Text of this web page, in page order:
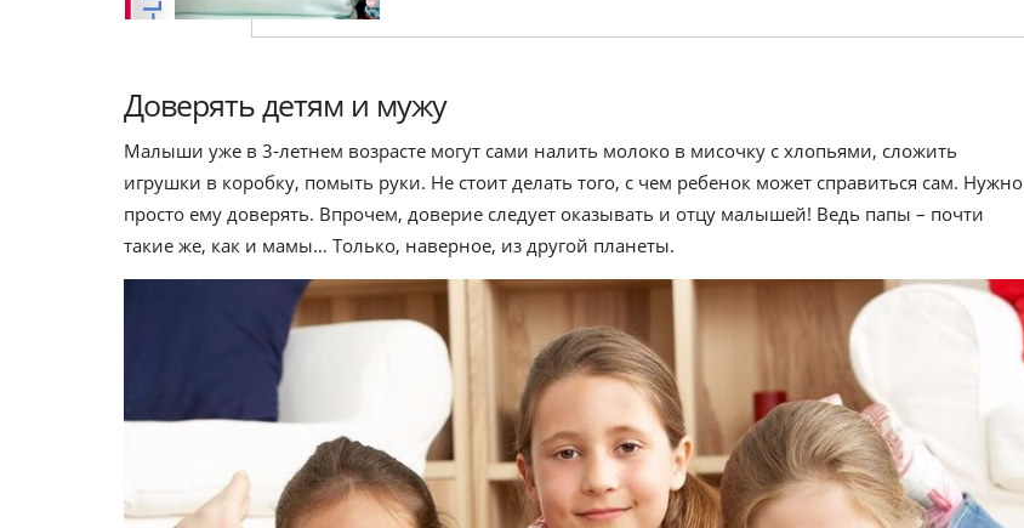
Доверять детям и мужу
Малыши уже в 3-летнем возрасте могут сами налить молоко в мисочку с хлопьями, сложить
игрушки в коробку, помыть руки. Не стоит делать того, с чем ребенок может справиться сам. Нужно
просто ему доверять. Впрочем, доверие следует оказывать и отцу малышей! Ведь папы – почти
такие же, как и мамы… Только, наверное, из другой планеты.